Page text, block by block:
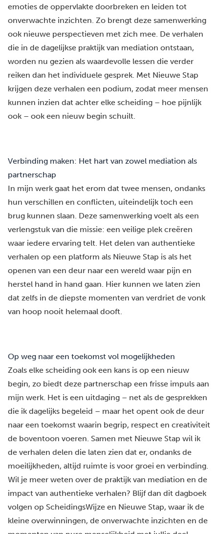
emoties de oppervlakte doorbreken en leiden tot
onverwachte inzichten. Zo brengt deze samenwerking
ook nieuwe perspectieven met zich mee. De verhalen
die in de dagelijkse praktijk van mediation ontstaan,
worden nu gezien als waardevolle lessen die verder
reiken dan het individuele gesprek. Met Nieuwe Stap
krijgen deze verhalen een podium, zodat meer mensen
kunnen inzien dat achter elke scheiding – hoe pijnlijk
ook – ook een nieuw begin schuilt.
Verbinding maken: Het hart van zowel mediation als
partnerschap
In mijn werk gaat het erom dat twee mensen, ondanks
hun verschillen en conflicten, uiteindelijk toch een
brug kunnen slaan. Deze samenwerking voelt als een
verlengstuk van die missie: een veilige plek creëren
waar iedere ervaring telt. Het delen van authentieke
verhalen op een platform als Nieuwe Stap is als het
openen van een deur naar een wereld waar pijn en
herstel hand in hand gaan. Hier kunnen we laten zien
dat zelfs in de diepste momenten van verdriet de vonk
van hoop nooit helemaal dooft.
Op weg naar een toekomst vol mogelijkheden
Zoals elke scheiding ook een kans is op een nieuw
begin, zo biedt deze partnerschap een frisse impuls aan
mijn werk. Het is een uitdaging – net als de gesprekken
die ik dagelijks begeleid – maar het opent ook de deur
naar een toekomst waarin begrip, respect en creativiteit
de boventoon voeren. Samen met Nieuwe Stap wil ik
de verhalen delen die laten zien dat er, ondanks de
moeilijkheden, altijd ruimte is voor groei en verbinding.
Wil je meer weten over de praktijk van mediation en de
impact van authentieke verhalen? Blijf dan dit dagboek
volgen op ScheidingsWijze en Nieuwe Stap, waar ik de
kleine overwinningen, de onverwachte inzichten en de